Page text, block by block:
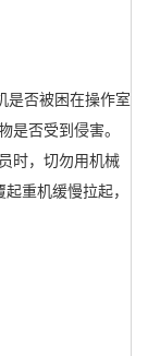
否被困在操作室
是否受到侵害。
时，切勿用机械
起重机缓慢拉起，